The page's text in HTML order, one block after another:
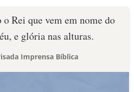
Rei que vem em nome do
e glória nas alturas.
Imprensa Bíblica